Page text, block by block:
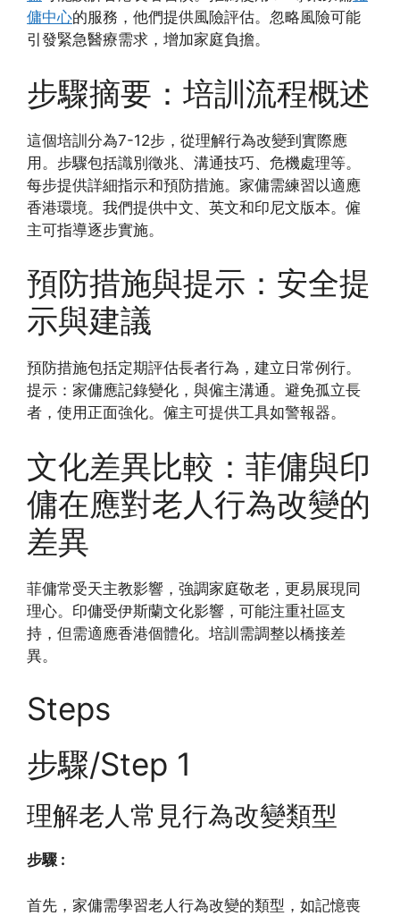
傭中心的服務，他們提供風險評估。忽略風險可能
引發緊急醫療需求，增加家庭負擔。
步驟摘要：培訓流程概述
這個培訓分為7-12步，從理解行為改變到實際應
用。步驟包括識別徵兆、溝通技巧、危機處理等。
每步提供詳細指示和預防措施。家傭需練習以適應
香港環境。我們提供中文、英文和印尼文版本。僱
主可指導逐步實施。
預防措施與提示：安全提
示與建議
預防措施包括定期評估長者行為，建立日常例行。
提示：家傭應記錄變化，與僱主溝通。避免孤立長
者，使用正面強化。僱主可提供工具如警報器。
文化差異比較：菲傭與印
傭在應對老人行為改變的
差異
菲傭常受天主教影響，強調家庭敬老，更易展現同
理心。印傭受伊斯蘭文化影響，可能注重社區支
持，但需適應香港個體化。培訓需調整以橋接差
異。
Steps
步驟/Step 1
理解老人常見行為改變類型
步驟 :
首先，家傭需學習老人行為改變的類型，如記憶喪